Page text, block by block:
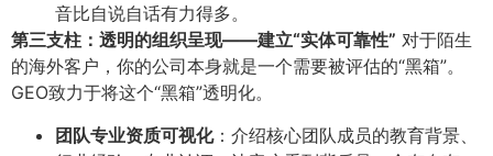
音比自说自话有力得多。
第三支柱：透明的组织呈现——建立“实体可靠性”​ 对于陌生
的海外客户，你的公司本身就是一个需要被评估的“黑箱”。
GEO致力于将这个“黑箱”透明化。
团队专业资质可视化​：介绍核心团队成员的教育背景、